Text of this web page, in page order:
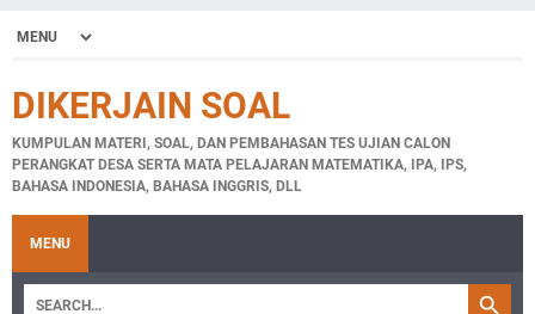
DIKERJAIN SOAL
KUMPULAN MATERI, SOAL, DAN PEMBAHASAN TES UJIAN CALON
PERANGKAT DESA SERTA MATA PELAJARAN MATEMATIKA, IPA, IPS,
BAHASA INDONESIA, BAHASA INGGRIS, DLL
MENU